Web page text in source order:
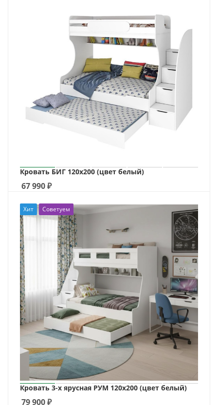
Кровать БИГ 120х200 (цвет белый)
67 990₽
Хит Советуем
Кровать 3-х ярусная РУМ 120х200 (цвет белый)
79 900₽